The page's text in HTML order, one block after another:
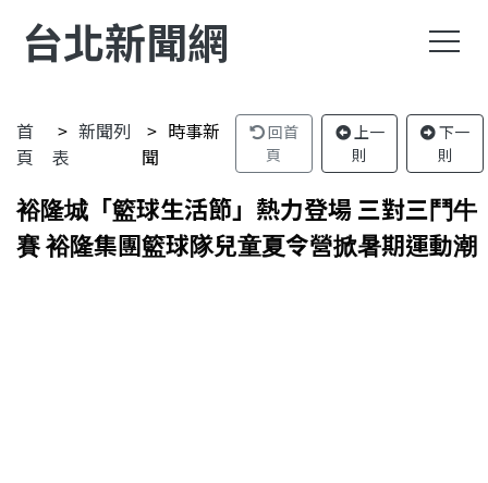
台北新聞網
首
頁
新聞列
表
時事新
聞
回首
頁
上一
則
下一
則
裕隆城「籃球生活節」熱力登場 三對三鬥牛
賽 裕隆集團籃球隊兒童夏令營掀暑期運動潮